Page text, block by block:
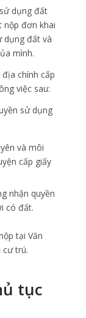
dụng đất
nộp đơn khai
dụng đất và
mình.
chính cấp
việc sau:
sử dụng
và môi
cấp giấy
nhận quyền
có đất.
tại Văn
cư trú.
tục